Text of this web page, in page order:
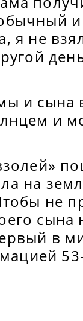
я не
и сына
и
на
не
сына
в